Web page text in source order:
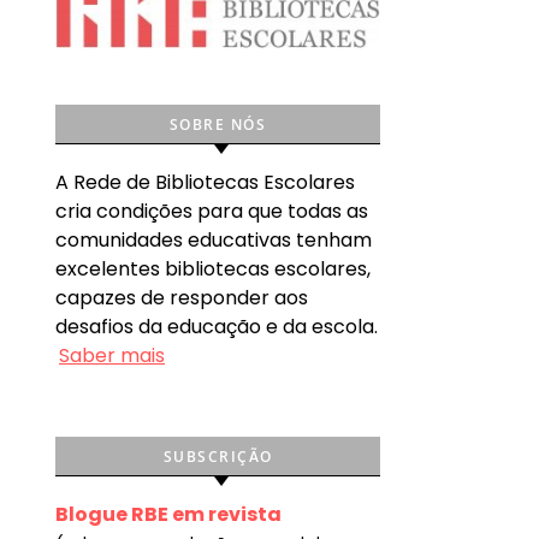
SOBRE NÓS
A Rede de Bibliotecas Escolares
cria condições para que todas as
comunidades educativas tenham
excelentes bibliotecas escolares,
capazes de responder aos
desafios da educação e da escola.
Saber mais
SUBSCRIÇÃO
Blogue RBE em revista